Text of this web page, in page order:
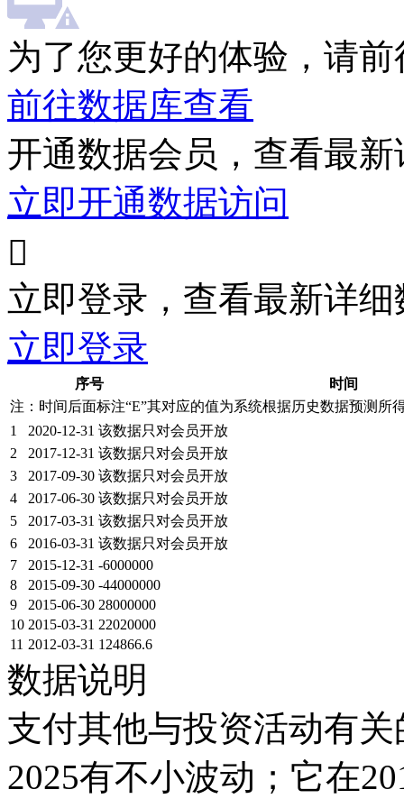
为了您更好的体验，请
前往数据库查看
开通数据会员，查看最
立即开通数据访问

立即登录，查看最新详细
立即登录
序号
时间
注：时间后面标注“E”其对应的值为系统根据历史数据预测所
1
2020-12-31 该数据只对会员开放
2
2017-12-31 该数据只对会员开放
3
2017-09-30 该数据只对会员开放
4
2017-06-30 该数据只对会员开放
5
2017-03-31 该数据只对会员开放
6
2016-03-31 该数据只对会员开放
7
2015-12-31 -6000000
8
2015-09-30 -44000000
9
2015-06-30 28000000
10 2015-03-31 22020000
11 2012-03-31 124866.6
数据说明
支付其他与投资活动有
2025有不小波动；它在